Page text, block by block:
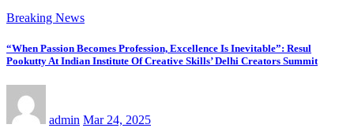
Breaking News
“When Passion Becomes Profession, Excellence Is Inevitable”: Resul
Pookutty At Indian Institute Of Creative Skills’ Delhi Creators Summit
admin Mar 24, 2025